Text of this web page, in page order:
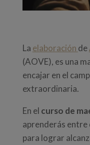
La elaboración de
(AOVE), es una
encajar en el
extraordinaria.
En el curso de
aprenderás entre
para lograr